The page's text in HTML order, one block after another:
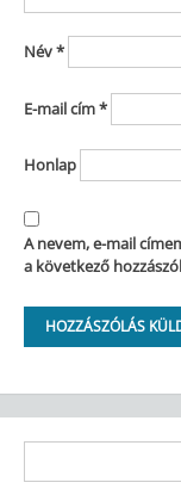
Név*
E-mail cím*
Honlap
A nevem, e-mail
a következő